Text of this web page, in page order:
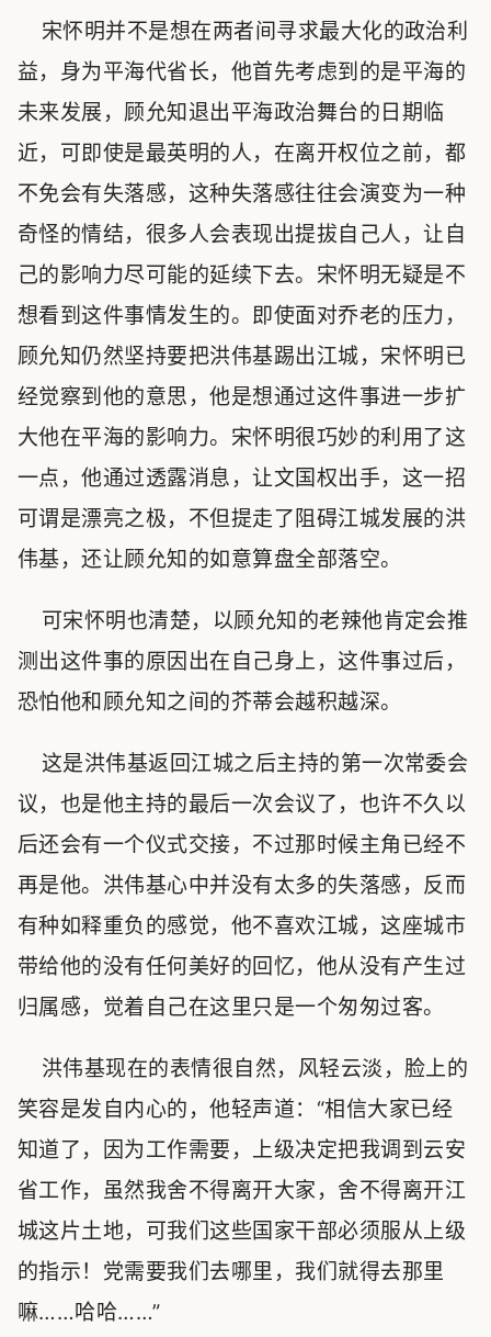
宋怀明并不是想在两者间寻求最大化的政治利
益，身为平海代省长，他首先考虑到的是平海的
未来发展，顾允知退出平海政治舞台的日期临
近，可即使是最英明的人，在离开权位之前，都
不免会有失落感，这种失落感往往会演变为一种
奇怪的情结，很多人会表现出提拔自己人，让自
己的影响力尽可能的延续下去。宋怀明无疑是不
想看到这件事情发生的。即使面对乔老的压力，
顾允知仍然坚持要把洪伟基踢出江城，宋怀明已
经觉察到他的意思，他是想通过这件事进一步扩
大他在平海的影响力。宋怀明很巧妙的利用了这
一点，他通过透露消息，让文国权出手，这一招
可谓是漂亮之极，不但提走了阻碍江城发展的洪
伟基，还让顾允知的如意算盘全部落空。
可宋怀明也清楚，以顾允知的老辣他肯定会推
测出这件事的原因出在自己身上，这件事过后，
恐怕他和顾允知之间的芥蒂会越积越深。
这是洪伟基返回江城之后主持的第一次常委会
议，也是他主持的最后一次会议了，也许不久以
后还会有一个仪式交接，不过那时候主角已经不
再是他。洪伟基心中并没有太多的失落感，反而
有种如释重负的感觉，他不喜欢江城，这座城市
带给他的没有任何美好的回忆，他从没有产生过
归属感，觉着自己在这里只是一个匆匆过客。
洪伟基现在的表情很自然，风轻云淡，脸上的
笑容是发自内心的，他轻声道：“相信大家已经
知道了，因为工作需要，上级决定把我调到云安
省工作，虽然我舍不得离开大家，舍不得离开江
城这片土地，可我们这些国家干部必须服从上级
的指示！党需要我们去哪里，我们就得去那里
嘛……哈哈……”